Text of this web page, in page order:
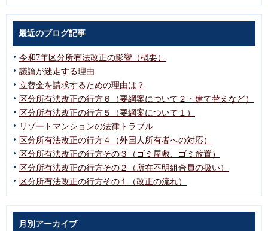
最近のブログ記事
令和7年区分所有法改正の影響（概要）
議論が迷走する理由
立替金を請求するための理由は？
区分所有法改正の行方６（要綱案について２・建て替えなど）
区分所有法改正の行方５（要綱案について１）
リゾートマンションの法律トラブル
区分所有法改正の行方４（外国人所有者への対応）
区分所有法改正の行方その３（ゴミ屋敷、ゴミ放置）
区分所有法改正の行方その２（所在不明組合員の扱い）
区分所有法改正の行方その１（改正の流れ）
月別アーカイブ